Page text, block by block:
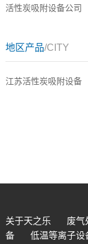
活性炭吸附设备公司
地区产品/CITY
江苏活性炭吸附设备
关于天之乐 废气
备
低温等离子设